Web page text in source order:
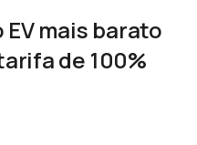
EV mais barato
de 100%